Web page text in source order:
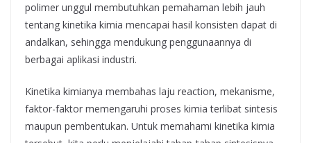
polimer unggul membutuhkan pemahaman lebih jauh
tentang kinetika kimia mencapai hasil konsisten dapat di
andalkan, sehingga mendukung penggunaannya di
berbagai aplikasi industri.
Kinetika kimianya membahas laju reaction, mekanisme,
faktor-faktor memengaruhi proses kimia terlibat sintesis
maupun pembentukan. Untuk memahami kinetika kimia